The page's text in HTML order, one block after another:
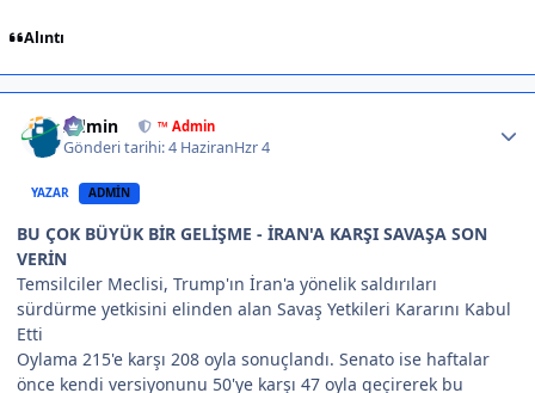
Alıntı
Admin ™ Admin
Gönderi tarihi:4 HaziranHzr 4
YAZAR ADMIN
BU ÇOK BÜYÜK BİR GELİŞME - İRAN'A KARŞI SAVAŞA SON
VERİN
Temsilciler Meclisi, Trump'ın İran'a yönelik saldırıları
sürdürme yetkisini elinden alan Savaş Yetkileri Kararını Kabul
Etti
Oylama 215'e karşı 208 oyla sonuçlandı. Senato ise haftalar
önce kendi versiyonunu 50'ye karşı 47 oyla geçirerek bu